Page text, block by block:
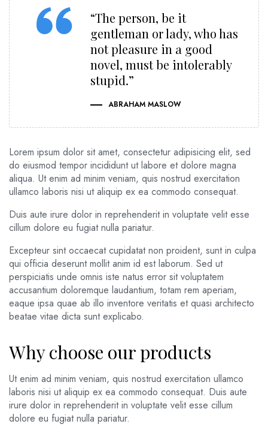
“The person, be it
gentleman or lady, who has
not pleasure in a good
novel, must be intolerably
stupid.”
ABRAHAM MASLOW
Lorem ipsum dolor sit amet, consectetur adipisicing elit, sed
do eiusmod tempor incididunt ut labore et dolore magna
aliqua. Ut enim ad minim veniam, quis nostrud exercitation
ullamco laboris nisi ut aliquip ex ea commodo consequat.
Duis aute irure dolor in reprehenderit in voluptate velit esse
cillum dolore eu fugiat nulla pariatur.
Excepteur sint occaecat cupidatat non proident, sunt in culpa
qui officia deserunt mollit anim id est laborum. Sed ut
perspiciatis unde omnis iste natus error sit voluptatem
accusantium doloremque laudantium, totam rem aperiam,
eaque ipsa quae ab illo inventore veritatis et quasi architecto
beatae vitae dicta sunt explicabo.
Why choose our products
Ut enim ad minim veniam, quis nostrud exercitation ullamco
laboris nisi ut aliquip ex ea commodo consequat. Duis aute
irure dolor in reprehenderit in voluptate velit esse cillum
dolore eu fugiat nulla pariatur.